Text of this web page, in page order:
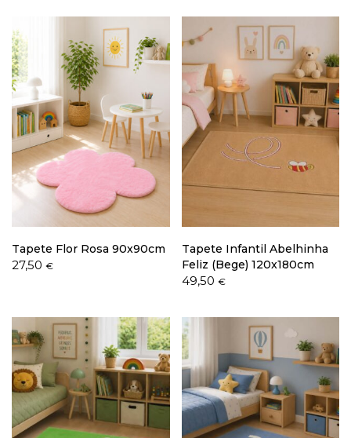
Tapete Flor Rosa 90x90cm
27,50 €
Tapete Infantil Abelhinha
Feliz (Bege) 120x180cm
49,50 €